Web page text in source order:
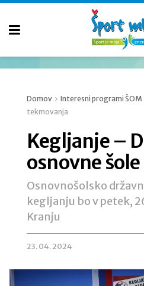
Domov Interesni programi ŠOM
tekmovanja
Kegljanje –
osnovne šole
Osnovnošolsko
kegljanju bo v petek,
Kranju
23. 04. 2024